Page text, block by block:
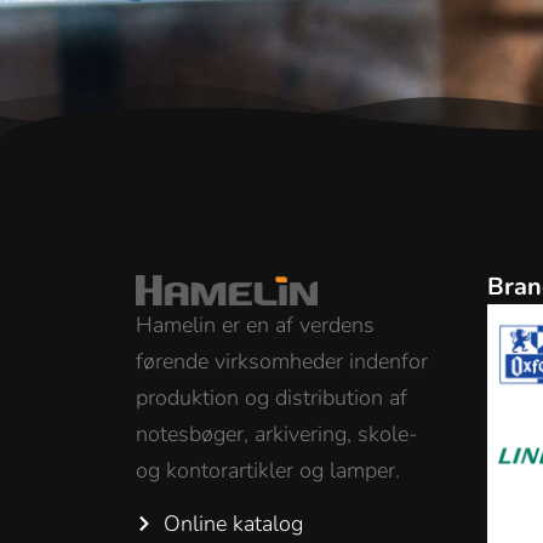
Hamelin er en af verdens
førende virksomheder indenfor
produktion og distribution af
notesbøger, arkivering, skole-
og kontorartikler og lamper.
Online katalog